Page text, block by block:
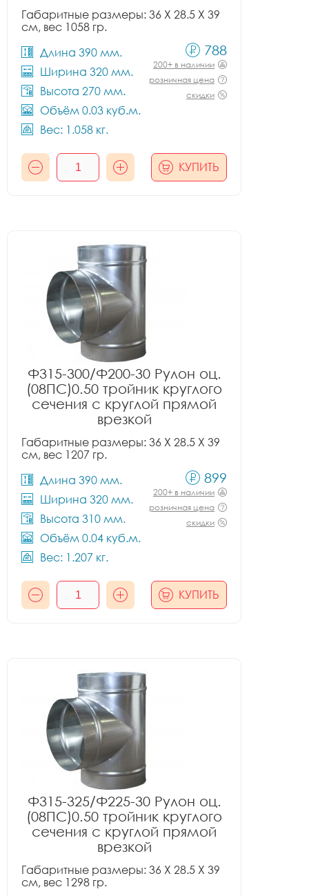
Габаритные размеры: 36 X 28.5 X 39
см, вес 1058 гр.
Длина 390 мм.
Ширина 320 мм.
Высота 270 мм.
Объём 0.03 куб.м.
Вес: 1.058 кг.
788
200+ в наличии
розничная цена
скидки
КУПИТЬ
Ф315-300/Ф200-30 Рулон оц.
(08ПС)0.50 тройник круглого
сечения с круглой прямой
врезкой
Габаритные размеры: 36 X 28.5 X 39
см, вес 1207 гр.
Длина 390 мм.
Ширина 320 мм.
Высота 310 мм.
Объём 0.04 куб.м.
Вес: 1.207 кг.
899
200+ в наличии
розничная цена
скидки
КУПИТЬ
Ф315-325/Ф225-30 Рулон оц.
(08ПС)0.50 тройник круглого
сечения с круглой прямой
врезкой
Габаритные размеры: 36 X 28.5 X 39
см, вес 1298 гр.